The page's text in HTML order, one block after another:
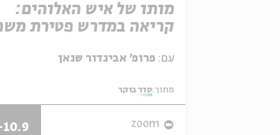
מותו של איש האלוהים:
קריאה במדרש פטירת
עם:
מתוך:סדר בוקר
zoom